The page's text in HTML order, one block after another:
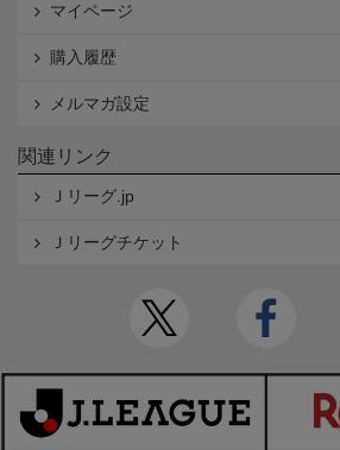
マイページ
購入履歴
メルマガ設定
関連リンク
Ｊリーグ.jp
Ｊリーグチケット